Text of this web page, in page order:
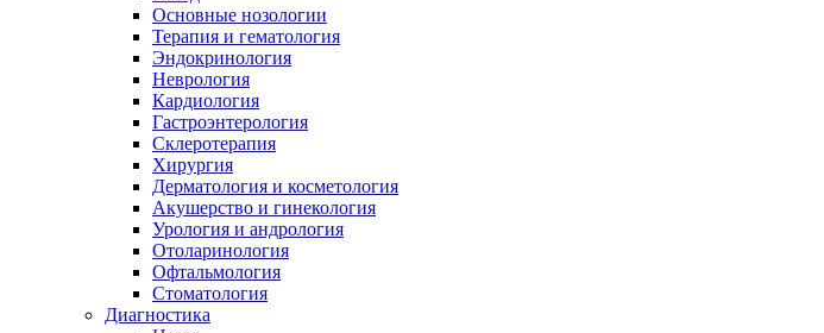
Основные нозологии
Терапия и гематология
Эндокринология
Неврология
Кардиология
Гастроэнтерология
Склеротерапия
Хирургия
Дерматология и косметология
Акушерство и гинекология
Урология и андрология
Отоларинология
Офтальмология
Стоматология
Диагностика